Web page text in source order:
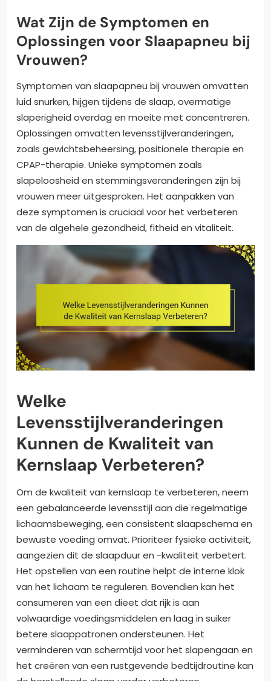
Wat Zijn de Symptomen en
Oplossingen voor Slaapapneu bij
Vrouwen?
Symptomen van slaapapneu bij vrouwen omvatten
luid snurken, hijgen tijdens de slaap, overmatige
slaperigheid overdag en moeite met concentreren.
Oplossingen omvatten levensstijlveranderingen,
zoals gewichtsbeheersing, positionele therapie en
CPAP-therapie. Unieke symptomen zoals
slapeloosheid en stemmingsveranderingen zijn bij
vrouwen meer uitgesproken. Het aanpakken van
deze symptomen is cruciaal voor het verbeteren
van de algehele gezondheid, fitheid en vitaliteit.
Welke
Levensstijlveranderingen
Kunnen de Kwaliteit van
Kernslaap Verbeteren?
Om de kwaliteit van kernslaap te verbeteren, neem
een gebalanceerde levensstijl aan die regelmatige
lichaamsbeweging, een consistent slaapschema en
bewuste voeding omvat. Prioriteer fysieke activiteit,
aangezien dit de slaapduur en -kwaliteit verbetert.
Het opstellen van een routine helpt de interne klok
van het lichaam te reguleren. Bovendien kan het
consumeren van een dieet dat rijk is aan
volwaardige voedingsmiddelen en laag in suiker
betere slaappatronen ondersteunen. Het
verminderen van schermtijd voor het slapengaan en
het creëren van een rustgevende bedtijdroutine kan